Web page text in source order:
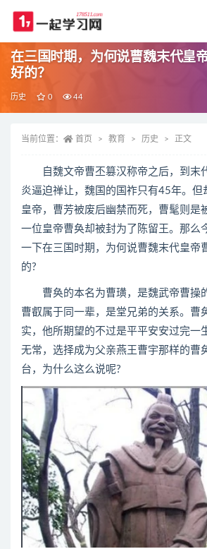
在三国时期，为何说曹魏末代皇
好的？
历史 0 44
当前位置： 首页 教育 历史 正文
自魏文帝曹丕篡汉称帝之后，到末
炎逼迫禅让，魏国的国祚只有45年。但
皇帝，曹芳被废后幽禁而死，曹髦则是
一位皇帝曹奂却被封为了陈留王。那么
一下在三国时期，为何说曹魏末代皇帝
的?
曹奂的本名为曹璜，是魏武帝曹操
曹叡属于同一辈，是堂兄弟的关系。曹
实，他所期望的不过是平平安安过完一
无常，选择成为父亲燕王曹宇那样的曹
台，为什么这么说呢?